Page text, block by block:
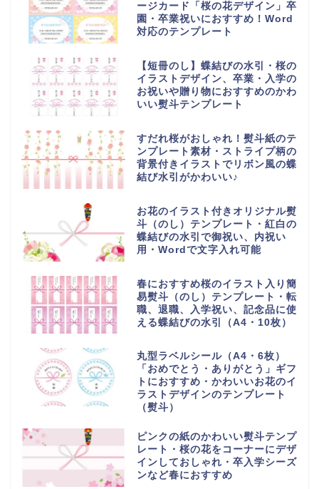
ージカード「桜の花デザイン」卒
園・卒業祝いにおすすめ！Word
対応のテンプレート
【短冊のし】蝶結びの水引・桜の
イラストデザイン、卒業・入学の
お祝いや贈り物におすすめのかわ
いい熨斗テンプレート
すだれ桜がおしゃれ！熨斗紙のテ
ンプレート素材・ストライプ柄の
背景付きイラストでリボン風の蝶
結び水引がかわいい♪
お花のイラスト付きオリジナル熨
斗（のし）テンプレート・紅白の
蝶結びの水引で御祝い、内祝い
用・Wordで文字入れ可能
春におすすめ桜のイラスト入り簡
易熨斗（のし）テンプレート・転
職、退職、入学祝い、記念品に使
える蝶結びの水引（A4・10枚）
丸型ラベルシール（A4・6枚）
「おめでとう・ありがとう」ギフ
トにおすすめ・かわいいお花のイ
ラストデザインのテンプレート
（熨斗）
ピンクの紙のかわいい熨斗テンプ
レート・桜の花をコーナーにデザ
インしておしゃれ・卒入学シーズ
ンなど春におすすめ